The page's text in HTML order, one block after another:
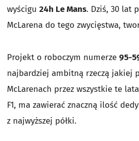
wyścigu 24h Le Mans. Dziś, 30 lat
McLarena do tego zwycięstwa,
Projekt o roboczym numerze 95-
najbardziej ambitną rzeczą jakiej
McLarenach przez wszystkie te
F1, ma zawierać znaczną ilość
z najwyższej półki.